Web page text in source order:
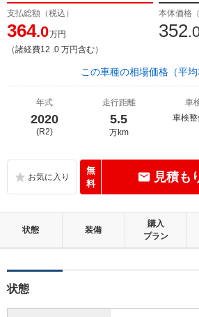
支払総額（税込）
364.0万円
（諸経費12 .0 万円含む）
本体価格
352
この車種の相場価格（平
年式
2020
(R2)
走行距離
5.5
万km
車
車検
無
料
見積も
状態 装備
購入
プラン
状態